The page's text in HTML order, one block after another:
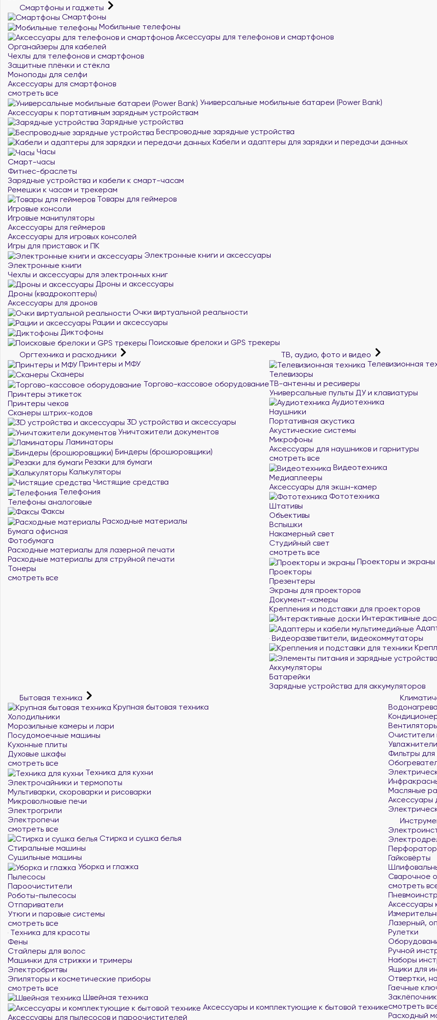
Смартфоны и гаджеты
Смартфоны
Мобильные телефоны
Аксессуары для телефонов и смартфонов
Органайзеры для кабелей
Чехлы для телефонов и смартфонов
Защитные плёнки и стёкла
Моноподы для селфи
Аксессуары для смартфонов
смотреть все
Универсальные мобильные батареи (Power Bank)
Аксессуары к портативным зарядным устройствам
Зарядные устройства
Беспроводные зарядные устройства
Кабели и адаптеры для зарядки и передачи данных
Часы
Смарт-часы
Фитнес-браслеты
Зарядные устройства и кабели к смарт-часам
Ремешки к часам и трекерам
Товары для геймеров
Игровые консоли
Игровые манипуляторы
Аксессуары для геймеров
Аксессуары для игровых консолей
Игры для приставок и ПК
Электронные книги и аксессуары
Электронные книги
Чехлы и аксессуары для электронных книг
Дроны и аксессуары
Дроны (квадрокоптеры)
Аксессуары для дронов
Очки виртуальной реальности
Рации и аксессуары
Диктофоны
Поисковые брелоки и GPS трекеры
Оргтехника и расходники
Принтеры и МФУ
Сканеры
Торгово-кассовое оборудование
Принтеры этикеток
Принтеры чеков
Сканеры штрих-кодов
3D устройства и аксессуары
Уничтожители документов
Ламинаторы
Биндеры (брошюровщики)
Резаки для бумаги
Калькуляторы
Чистящие средства
Телефония
Телефоны аналоговые
Факсы
Расходные материалы
Бумага офисная
Фотобумага
Расходные материалы для лазерной печати
Расходные материалы для струйной печати
Тонеры
смотреть все
ТВ, аудио, фото и видео
Телевизионная
Телевизоры
ТВ-антенны и ресиверы
Универсальные пульты ДУ и клавиатуры
Аудиотехника
Наушники
Портативная акустика
Акустические системы
Микрофоны
Аксессуары для наушников и гарнитуры
смотреть все
Видеотехника
Медиаплееры
Аксессуары для экшн-камер
Фототехника
Штативы
Объективы
Вспышки
Накамерный свет
Студийный свет
смотреть все
Проекторы и экраны
Проекторы
Презентеры
Экраны для проекторов
Документ-камеры
Крепления и подставки для проекторов
Интерактивные
Видеоразветвители, видеокоммутаторы
Аккумуляторы
Батарейки
Зарядные устройства для аккумуляторов
Бытовая техника
Крупная бытовая техника
Холодильники
Морозильные камеры и лари
Посудомоечные машины
Кухонные плиты
Духовые шкафы
смотреть все
Техника для кухни
Электрочайники и термопоты
Мультиварки, скороварки и рисоварки
Микроволновые печи
Электрогрили
Электропечи
смотреть все
Стирка и сушка белья
Стиральные машины
Сушильные машины
Уборка и глажка
Пылесосы
Пароочистители
Роботы-пылесосы
Отпариватели
Утюги и паровые системы
смотреть все
Техника для красоты
Фены
Стайлеры для волос
Машинки для стрижки и тримеры
Электробритвы
Эпиляторы и косметические приборы
смотреть все
Швейная техника
Аксессуары и комплектующие к бытовой технике
Аксессуары для пылесосов и пароочистителей
Очистители
Фильтры для
Масляные
Аксессуары
Гайковёрты
Сварочное
смотреть
Аксессуары
Лазерный,
Рулетки
Ручной
Наборы
Ящики для
Отвертки,
Гаечные
смотреть
Расходный